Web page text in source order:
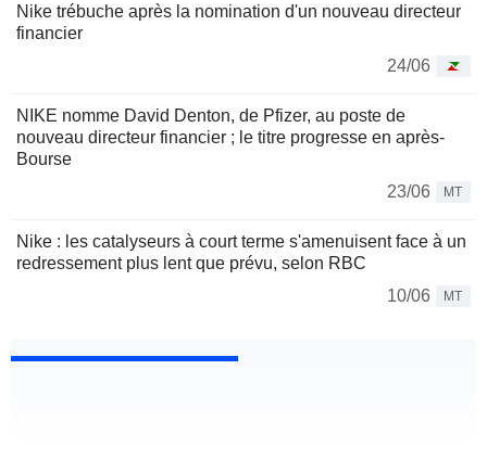
Nike trébuche après la nomination d'un nouveau directeur
financier
24/06
NIKE nomme David Denton, de Pfizer, au poste de
nouveau directeur financier ; le titre progresse en après-
Bourse
23/06
MT
Nike : les catalyseurs à court terme s'amenuisent face à un
redressement plus lent que prévu, selon RBC
10/06
MT